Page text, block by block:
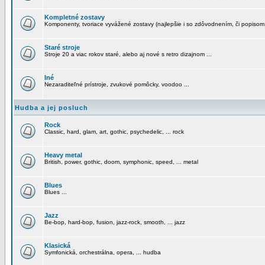
Kompletné zostavy
Komponenty, tvoriace vyvážené zostavy (najlepšie i so zdôvodnením, či
Staré stroje
Stroje 20 a viac rokov staré, alebo aj nové s retro dizajnom ...
Iné
Nezaraditeľné prístroje, zvukové pomôcky, voodoo ...
Hudba a jej posluch
Rock
Classic, hard, glam, art, gothic, psychedelic, ... rock
Heavy metal
British, power, gothic, doom, symphonic, speed, ... metal
Blues
Blues ...
Jazz
Be-bop, hard-bop, fusion, jazz-rock, smooth, ... jazz
Klasická
Symfonická, orchestrálna, opera, ... hudba